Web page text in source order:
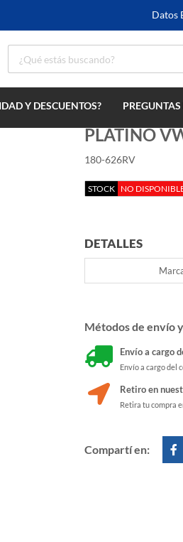
Datos
Y DESCUENTOS?
PLATINO
180-626RV
STOCK NO
DETALLES
Métodos de envío
Envío a cargo
Envío a cargo del
Retiro en
Retira tu compra
Compartí en: